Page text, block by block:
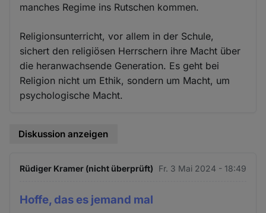
manches Regime ins Rutschen kommen.
Religionsunterricht, vor allem in der Schule,
sichert den religiösen Herrschern ihre Macht über
die heranwachsende Generation. Es geht bei
Religion nicht um Ethik, sondern um Macht, um
psychologische Macht.
Diskussion anzeigen
Rüdiger Kramer (nicht überprüft) Fr. 3 Mai 2024 - 18:49
Hoffe, das es jemand mal